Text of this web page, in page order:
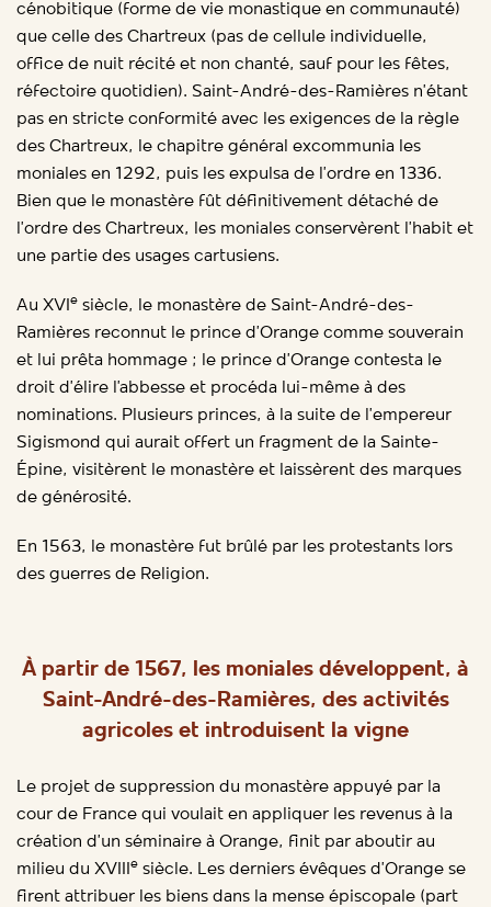
cénobitique (forme de vie monastique en communauté)
que celle des Chartreux (pas de cellule individuelle,
office de nuit récité et non chanté, sauf pour les fêtes,
réfectoire quotidien). Saint-André-des-Ramières n’étant
pas en stricte conformité avec les exigences de la règle
des Chartreux, le chapitre général excommunia les
moniales en 1292, puis les expulsa de l’ordre en 1336.
Bien que le monastère fût définitivement détaché de
l’ordre des Chartreux, les moniales conservèrent l’habit et
une partie des usages cartusiens.
Au XVI e siècle, le monastère de Saint-André-des-
Ramières reconnut le prince d’Orange comme souverain
et lui prêta hommage ; le prince d’Orange contesta le
droit d’élire l’abbesse et procéda lui-même à des
nominations. Plusieurs princes, à la suite de l’empereur
Sigismond qui aurait offert un fragment de la Sainte-
Épine, visitèrent le monastère et laissèrent des marques
de générosité.
En 1563, le monastère fut brûlé par les protestants lors
des guerres de Religion.
À partir de 1567, les moniales développent, à
Saint-André-des-Ramières, des activités
agricoles et introduisent la vigne
Le projet de suppression du monastère appuyé par la
cour de France qui voulait en appliquer les revenus à la
création d’un séminaire à Orange, finit par aboutir au
milieu du XVIII
e siècle. Les derniers évêques d’Orange se
firent attribuer les biens dans la mense épiscopale (part